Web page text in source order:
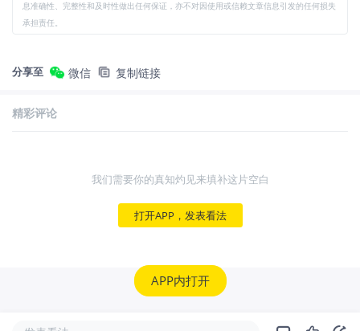
息准确性、完整性和及时性做出任何保证，亦不对因使用或信赖文章信息引发的任何损失
承担责任。
分享至 微信 复制链接
精彩评论
我们需要你的真知灼见来填补这片空白
打开APP，发表看法
APP内打开